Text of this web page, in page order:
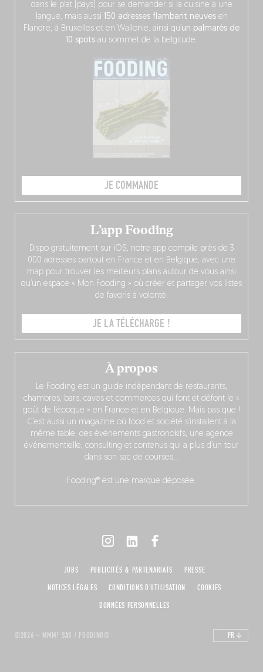
dans le plat (pays) pour se demander si la cuisine a une
langue, mais aussi 150 adresses flambant neuvesen
Flandre, à Bruxelles et en Wallonie, ainsi qu’ un palmarès de
10 spots au sommet de la belgitude.
JE COMMANDE
À propos
Le Fooding est un guide indépendant de restaurants,
chambres, bars, caves et commerces qui font et défont le «
goût de l’époque » en France et en Belgique. Mais pas que !
C’est aussi un magazine où food et société s’installent à la
même table, des événements gastronokifs, une agence
événementielle, consulting et contenus qui a plus d’un tour
dans son sac de courses…
Fooding® est une marque déposée.
L’app Fooding
Dispo gratuitement sur iOS, notre app compile près de 3
000 adresses partout en France et en Belgique, avec une
map pour trouver les meilleurs plans autour de vous ainsi
qu’un espace « Mon Fooding » où créer et partager vos listes
de favoris à volonté.
JE LA TÉLÉCHARGE !
©2026 – MMM! SAS / FOODING®
JOBS PUBLICITÉS & PARTENARIATS
PRESSE
NOTICES LÉGALES
CONDITIONS D'UTILISATION
COOKIES
DONNÉES PERSONNELLES
FR